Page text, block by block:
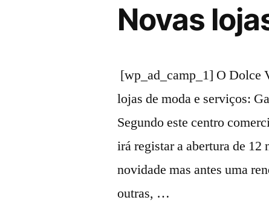
de
dezembro
entre
os
de
8
16
de
Novas
[wp_ad_camp_1] O Dolce
lojas de moda e serviços:
Segundo este centro
irá registar a abertura de
novidade mas antes uma
outras, …